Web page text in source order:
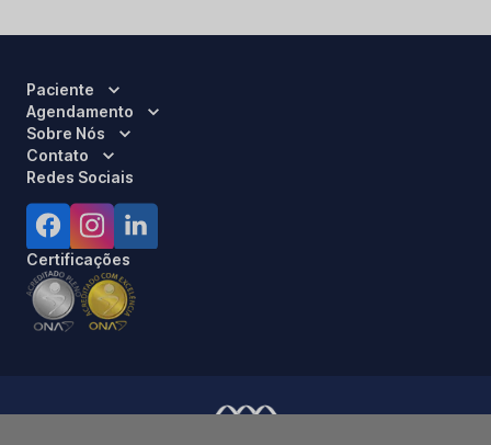
Paciente
Agendamento
Sobre Nós
Contato
Redes Sociais
Certificações